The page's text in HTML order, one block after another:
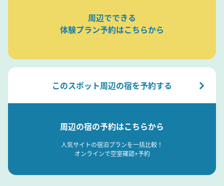
周辺でできる
体験プラン予約はこちらから
このスポット周辺の宿を予約する
周辺の宿の予約はこちらから
人気サイトの宿泊プランを一括比較！
オンラインで空室確認+予約